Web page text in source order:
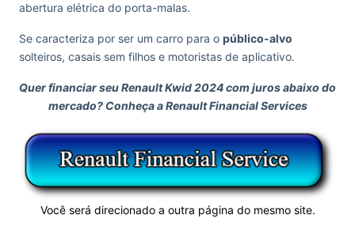
abertura elétrica do porta-malas.
Se caracteriza por ser um carro para o público-alvo
solteiros, casais sem filhos e motoristas de aplicativo.
Quer financiar seu Renault Kwid 2024 com juros abaixo do
mercado? Conheça a Renault Financial Services
Você será direcionado a outra página do mesmo site.